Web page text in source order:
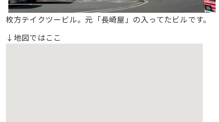
枚方テイクツービル。元「長崎屋」の入ってたビルです。
↓地図ではここ